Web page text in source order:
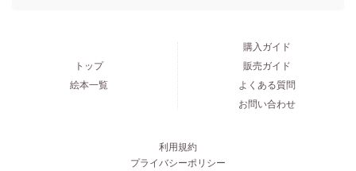
トップ
絵本一覧
購入ガイド
販売ガイド
よくある質問
お問い合わせ
利用規約
プライバシーポリシー